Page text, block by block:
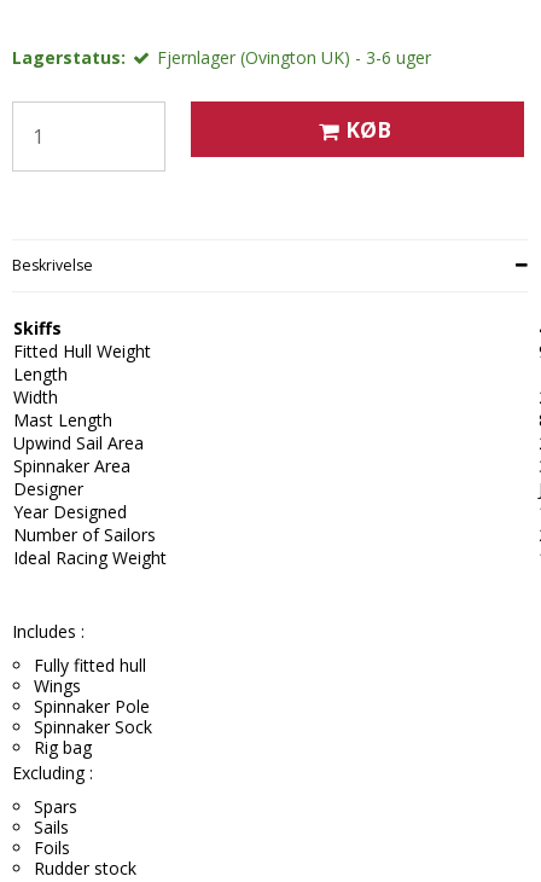
Lagerstatus: Fjernlager (Ovington UK) - 3-6 uger
KØB
Beskrivelse
Skiffs
Fitted Hull Weight
Length
Width
Mast Length
Upwind Sail Area
Spinnaker Area
Designer
Year Designed
Number of Sailors
Ideal Racing Weight
Includes :
Fully fitted hull
Wings
Spinnaker Pole
Spinnaker Sock
Rig bag
Excluding :
Spars
Sails
Foils
Rudder stock